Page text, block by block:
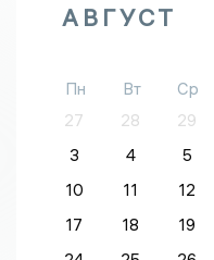
АВГУСТ
Пн Вт Ср
27
28 29
3
4 5
10
11 12
17
18 19